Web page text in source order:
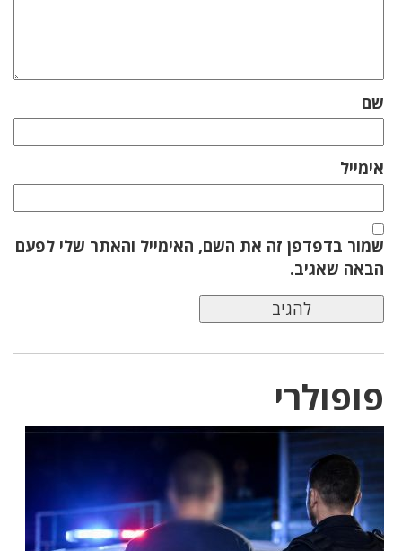
שם
אימייל
שמור בדפדפן זה את השם, האימייל והאתר שלי לפעם
הבאה שאגיב.
פופולרי